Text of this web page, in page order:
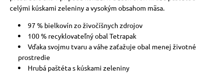
celými kúskami zeleniny a vysokým obsahom mäsa.
97 % bielkovín zo živočíšnych zdrojov
100 % recyklovateľný obal Tetrapak
Vďaka svojmu tvaru a váhe zaťažuje obal menej životné
prostredie
Hrubá paštéta s kúskami zeleniny